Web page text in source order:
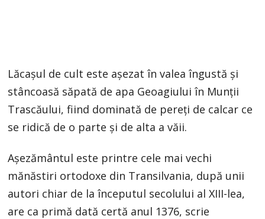
Lăcaşul de cult este aşezat în valea îngustă şi
stâncoasă săpată de apa Geoagiului în Munţii
Trascăului, fiind dominată de pereţi de calcar ce
se ridică de o parte şi de alta a văii.
Aşezământul este printre cele mai vechi
mănăstiri ortodoxe din Transilvania, după unii
autori chiar de la începutul secolului al XIII-lea,
are ca primă dată certă anul 1376, scrie